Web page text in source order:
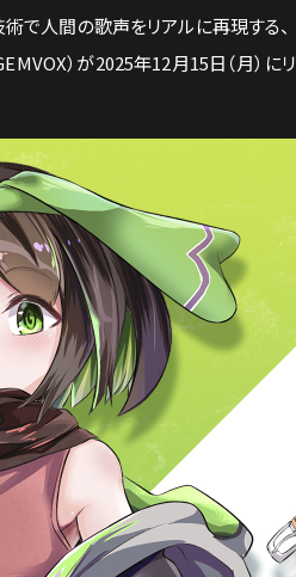
で人間の歌声をリアルに再現する、
）が2025年12月15日（月）にリ